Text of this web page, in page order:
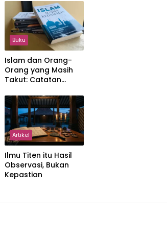
Jakarta Menjaga
Bumi Jonggol
Buku
Islam dan Orang-
Orang yang Masih
Takut: Catatan
Kemajemukan, dan
Negara dalam
Pemikiran Masykuri
Abdillah
Artikel
Ilmu Titen itu Hasil
Observasi, Bukan
Kepastian